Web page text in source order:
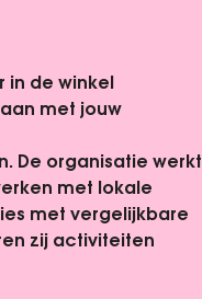
in de winkel
met jouw
De organisatie werkt
met lokale
met vergelijkbare
zij activiteiten